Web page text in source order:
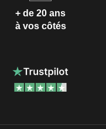
+ de 20 ans
à vos côtés